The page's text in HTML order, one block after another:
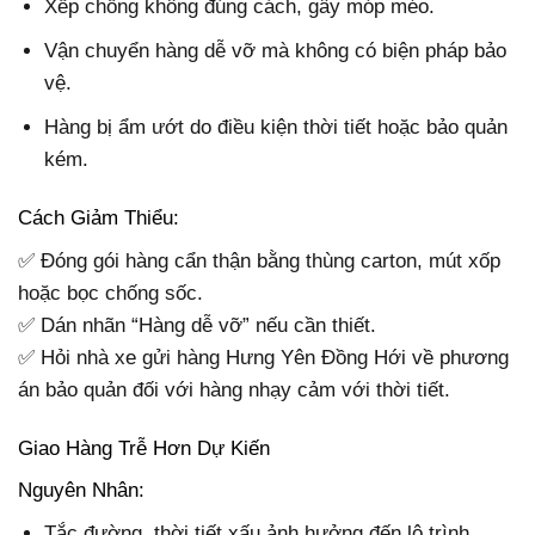
Xếp chồng không đúng cách, gây móp méo.
Vận chuyển hàng dễ vỡ mà không có biện pháp bảo
vệ.
Hàng bị ẩm ướt do điều kiện thời tiết hoặc bảo quản
kém.
Cách Giảm Thiểu:
✅ Đóng gói hàng cẩn thận bằng thùng carton, mút xốp
hoặc bọc chống sốc.
✅ Dán nhãn “Hàng dễ vỡ” nếu cần thiết.
✅ Hỏi nhà xe gửi hàng Hưng Yên Đồng Hới về phương
án bảo quản đối với hàng nhạy cảm với thời tiết.
Giao Hàng Trễ Hơn Dự Kiến
Nguyên Nhân: